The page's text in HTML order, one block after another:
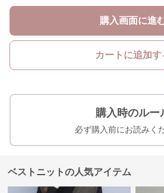
購入画面に進
カートに追加す
購入時のルー
必ず購入前にお読みく
ベストニットの人気アイテム